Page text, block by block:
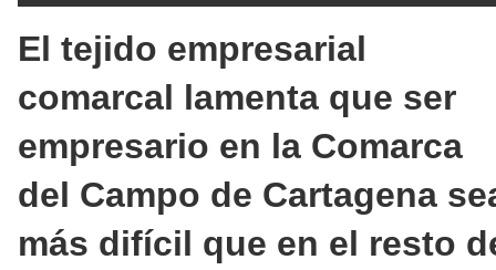
El tejido empresarial
comarcal lamenta que ser
empresario en la Comarca
del Campo de Cartagena
más difícil que en el resto